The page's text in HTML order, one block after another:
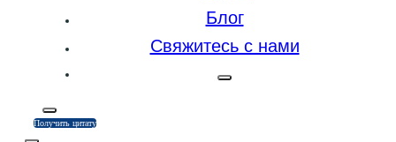
Блог
Свяжитесь с нами
Получить цитату